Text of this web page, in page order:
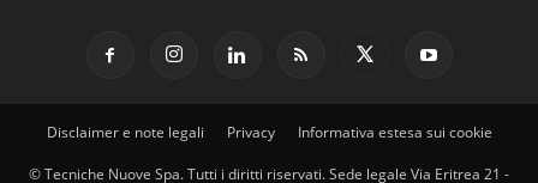
Disclaimer e note legali Privacy Informativa estesa sui cookie
© Tecniche Nuove Spa. Tutti i diritti riservati. Sede legale Via Eritrea 21 -